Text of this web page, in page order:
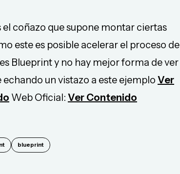
coñazo que supone montar ciertas
este es posible acelerar el proceso de
Blueprint y no hay mejor forma de ver
un vistazo a este ejemplo Ver
Web Oficial: Ver Contenido
blueprint